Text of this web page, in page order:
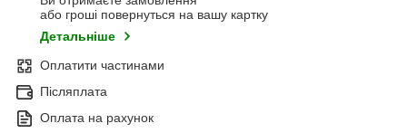
або гроші повернуться на вашу картку
Детальніше
Оплатити частинами
Післяплата
Оплата на рахунок